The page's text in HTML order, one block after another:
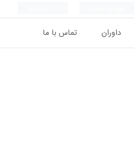
داوران تماس با ما